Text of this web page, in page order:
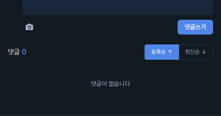
댓글쓰기
댓글 0 등록순 ↑ 최신순 ↓
댓글이 없습니다